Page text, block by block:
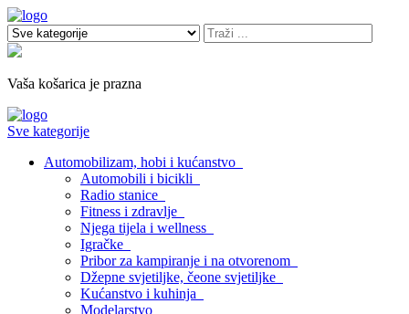
Vaša košarica je prazna
Sve kategorije
Automobilizam, hobi i kućanstvo
Automobili i bicikli
Radio stanice
Fitness i zdravlje
Njega tijela i wellness
Igračke
Pribor za kampiranje i na otvorenom
Džepne svjetiljke, čeone svjetiljke
Kućanstvo i kuhinja
Modelarstvo